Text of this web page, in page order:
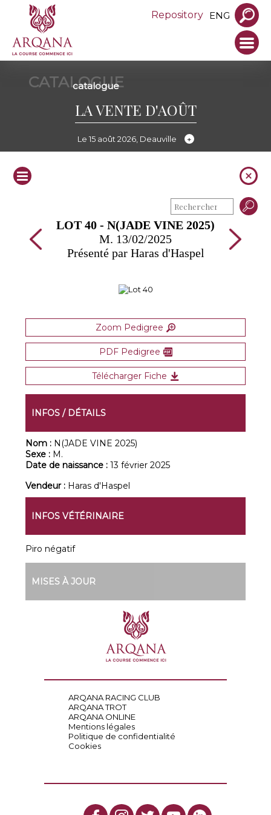
Repository ENG
CATALOGUE
catalogue
LA VENTE D'AOÛT
Le 15 août 2026, Deauville
LOT 40 - N(JADE VINE 2025)
M. 13/02/2025
Présenté par Haras d'Haspel
Zoom Pedigree
PDF Pedigree
Télécharger Fiche
INFOS / DÉTAILS
Nom : N(JADE VINE 2025)
Sexe : M.
Date de naissance :13 février 2025
Vendeur : Haras d'Haspel
INFOS VÉTÉRINAIRE
Piro négatif
MISES À JOUR
ARQANA RACING CLUB
ARQANA TROT
ARQANA ONLINE
Mentions légales
Politique de confidentialité
Cookies